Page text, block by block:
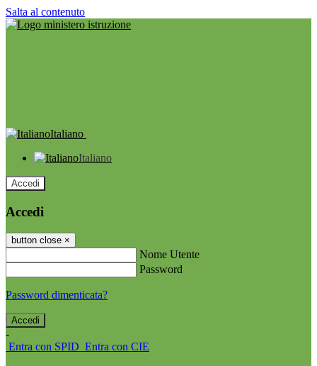
Salta al contenuto
Italiano
Italiano
Accedi
Accedi
button close ×
Nome Utente
Password
Password dimenticata?
-
Entra con SPID Entra con CIE